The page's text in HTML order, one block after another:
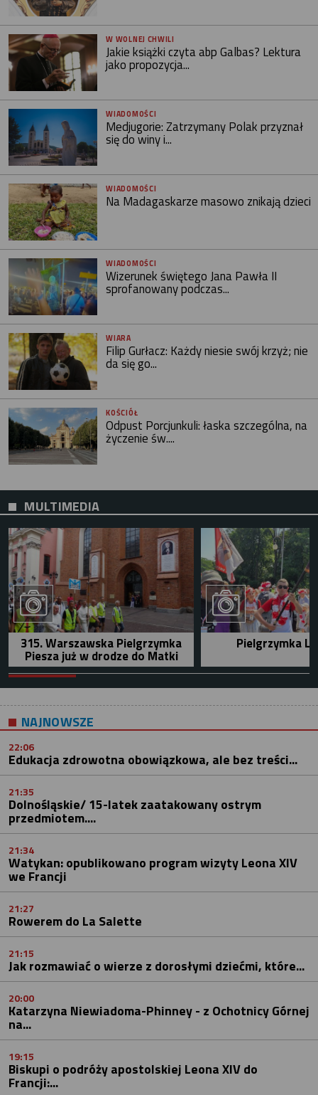
W WOLNEJ CHWILI
Jakie książki czyta abp Galbas? Lektura
jako propozycja...
WIADOMOŚCI
Medjugorie: Zatrzymany Polak przyznał
się do winy i...
WIADOMOŚCI
Na Madagaskarze masowo znikają dzieci
WIADOMOŚCI
Wizerunek świętego Jana Pawła II
sprofanowany podczas...
WIARA
Filip Gurłacz: Każdy niesie swój krzyż; nie
da się go...
KOŚCIÓŁ
Odpust Porcjunkuli: łaska szczególna, na
życzenie św....
MULTIMEDIA
315. Warszawska Pielgrzymka
Piesza już w drodze do Matki
Pielgrzymka
NAJNOWSZE
22:06
Edukacja zdrowotna obowiązkowa, ale bez treści...
21:35
Dolnośląskie/ 15-latek zaatakowany ostrym
przedmiotem....
21:34
Watykan: opublikowano program wizyty Leona XIV
we Francji
21:27
Rowerem do La Salette
21:15
Jak rozmawiać o wierze z dorosłymi dziećmi, które...
20:00
Katarzyna Niewiadoma-Phinney - z Ochotnicy Górnej
na...
19:15
Biskupi o podróży apostolskiej Leona XIV do
Francji:...